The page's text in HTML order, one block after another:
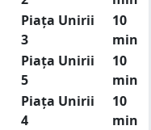
Piața Unirii
3
10
min
Piața Unirii
5
10
min
Piața Unirii
4
10
min